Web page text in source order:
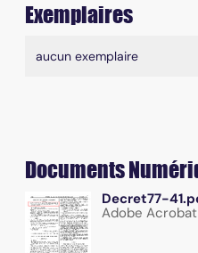
Exemplaires
aucun exemplaire
Documents
Decret77-
Adobe Acrobat